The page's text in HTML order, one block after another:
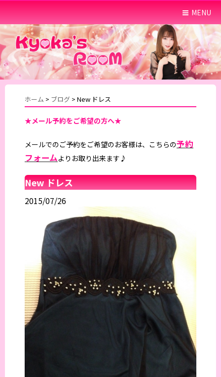
MENU
ホーム > ブログ > New ドレス
★メール予約をご希望の方へ★
メールでのご予約をご希望のお客様は、こちらの予約
フォームよりお取り出来ます♪
New ドレス
2015/07/26